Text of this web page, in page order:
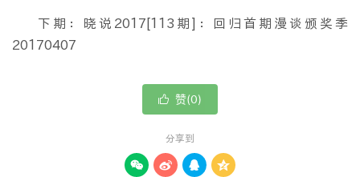
下期：晓说2017[113期]：回归首期漫谈颁奖季
20170407
 赞(0)
分享到
   